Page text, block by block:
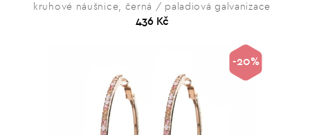
kruhové náušnice, černá / paladiová galvanizace
436 Kč
-20%